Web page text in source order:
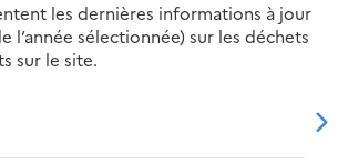
les dernières informations à jour
l’année sélectionnée) sur les déchets
sur le site.